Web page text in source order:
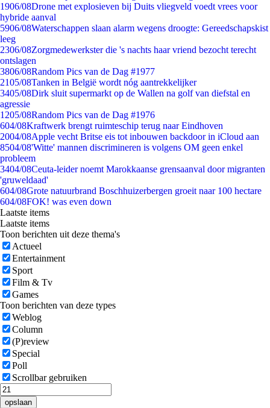
1906/08Drone met explosieven bij Duits vliegveld voedt vrees voor
hybride aanval
5906/08Waterschappen slaan alarm wegens droogte: Gereedschapskist
leeg
2306/08Zorgmedewerkster die 's nachts haar vriend bezocht terecht
ontslagen
3806/08Random Pics van de Dag #1977
2105/08Tanken in België wordt nóg aantrekkelijker
3405/08Dirk sluit supermarkt op de Wallen na golf van diefstal en
agressie
1205/08Random Pics van de Dag #1976
604/08Kraftwerk brengt ruimteschip terug naar Eindhoven
2004/08Apple vecht Britse eis tot inbouwen backdoor in iCloud aan
8504/08'Witte' mannen discrimineren is volgens OM geen enkel
probleem
3404/08Ceuta-leider noemt Marokkaanse grensaanval door migranten
'gruweldaad'
604/08Grote natuurbrand Boschhuizerbergen groeit naar 100 hectare
604/08FOK! was even down
Laatste items
Laatste items
Toon berichten uit deze thema's
Actueel
Entertainment
Sport
Film & Tv
Games
Toon berichten van deze types
Weblog
Column
(P)review
Special
Poll
Scrollbar gebruiken
opslaan